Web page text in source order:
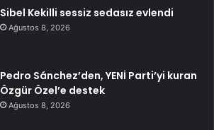
Sibel Kekilli sessiz sedasız evlendi
Ağustos 8, 2026
Pedro Sánchez’den, YENİ Parti’yi kuran
Özgür Özel’e destek
Ağustos 8, 2026